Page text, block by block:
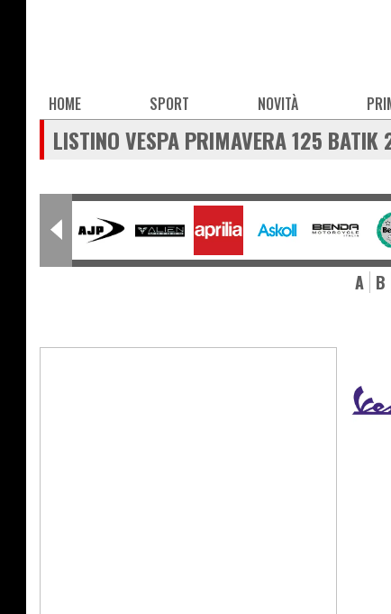
Main
navigation
HOME SPORT NOVITÀ
LISTINO VESPA PRIMAVERA 125
A B